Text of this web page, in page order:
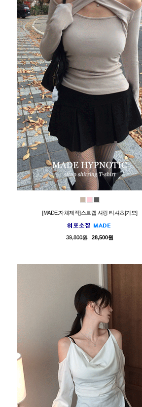
[MADE:자체제작]스트랩 셔링 티셔츠[기모]
39,800원 28,500원